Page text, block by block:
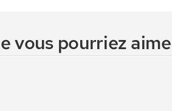
vous pourriez